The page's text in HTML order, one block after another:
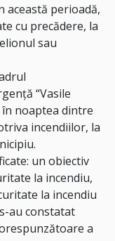
această perioadă,
cu precădere, la
sau
“Vasile
în noaptea dintre
incendiilor, la
un obiectiv
la incendiu,
la incendiu
au constatat
a